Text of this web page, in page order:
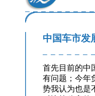
中国车市发
首先目前的中
有问题；今年
势我认为也是